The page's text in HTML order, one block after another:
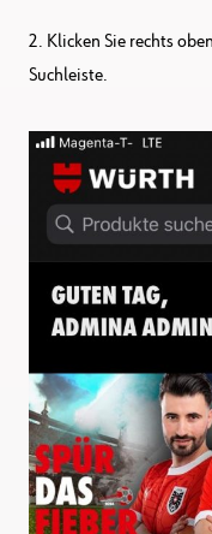
2. Klicken Sie rechts
Suchleiste.